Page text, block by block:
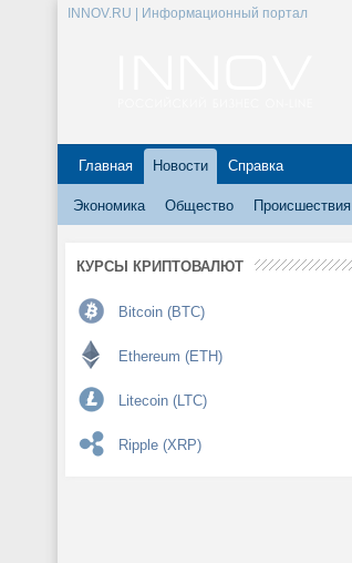
INNOV.RU | Информационный портал
Главная Новости Справка
Экономика Общество Происшествия
КУРСЫ КРИПТОВАЛЮТ
Bitcoin (BTC)
Ethereum (ETH)
Litecoin (LTC)
Ripple (XRP)